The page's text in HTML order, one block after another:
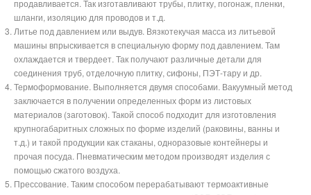
продавливается. Так изготавливают трубы, плитку, погонаж, пленки,
шланги, изоляцию для проводов и т.д.
Литье под давлением или выдув. Вязкотекучая масса из литьевой
машины впрыскивается в специальную форму под давлением. Там
охлаждается и твердеет. Так получают различные детали для
соединения труб, отделочную плитку, сифоны, ПЭТ-тару и др.
Термоформование. Выполняется двумя способами. Вакуумный метод
заключается в получении определенных форм из листовых
материалов (заготовок). Такой способ подходит для изготовления
крупногабаритных сложных по форме изделий (раковины, ванны и
т.д.) и такой продукции как стаканы, одноразовые контейнеры и
прочая посуда. Пневматическим методом производят изделия с
помощью сжатого воздуха.
Прессование. Таким способом перерабатывают термоактивные